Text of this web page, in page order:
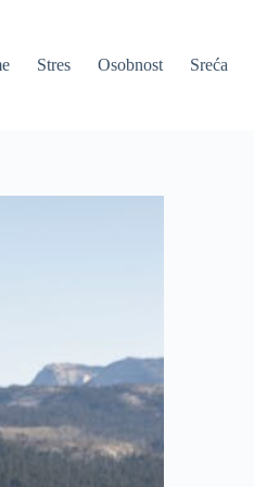
Stres Osobnost Sreća